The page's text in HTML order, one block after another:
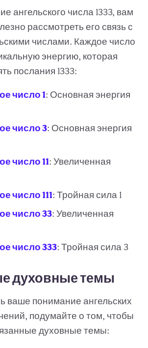
ангельского числа 1333, вам
рассмотреть его связь с
числами. Каждое число
энергию, которая
послания 1333:
число 1: Основная энергия
число 3: Основная энергия
число 11: Увеличенная
число 111: Тройная сила 1
число 33: Увеличенная
число 333: Тройная сила 3
духовные темы
ваше понимание ангельских
подумайте о том, чтобы
духовные темы: